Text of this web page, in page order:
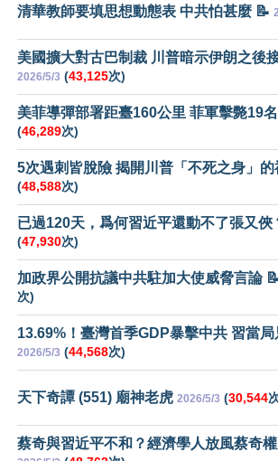
清華教師要填思想動態表 中共怕甚麼 📝
美國擴大對古巴制裁 川普暗示伊朗之後
2026/5/3 (43,125次)
美菲導彈部署距臺160公里 菲軍擊斃19
(46,289次)
5次遇刺皆脫險 揭開川普「不死之身」的
(48,588次)
已過120天，爲何習近平還動不了張又俠
(47,930次)
加政界公開抗議中共駐加大使威脅言論
次)
13.69%！臺灣首季GDP暴擊中共 習當
2026/5/3 (44,568次)
天下奇譚 (551) 廟神老虎 2026/5/3 (30,544
蔡奇與習近平不和？經濟學人放風蔡奇